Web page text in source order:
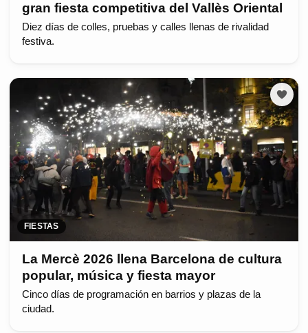
gran fiesta competitiva del Vallès Oriental
Diez días de colles, pruebas y calles llenas de rivalidad
festiva.
FIESTAS
La Mercè 2026 llena Barcelona de cultura
popular, música y fiesta mayor
Cinco días de programación en barrios y plazas de la
ciudad.